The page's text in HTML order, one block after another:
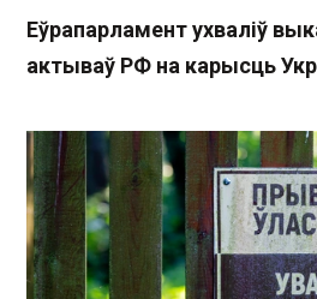
Еўрапарламент ухваліў
актываў РФ на карысць